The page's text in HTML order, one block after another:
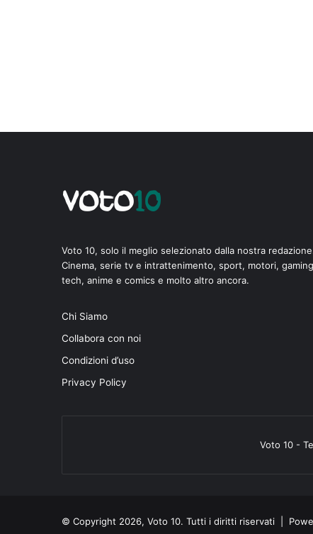
Voto 10, solo il meglio selezionato dalla nostra
Cinema, serie tv e intrattenimento, sport, motori,
tech, anime e comics e molto altro ancora.
Chi Siamo
Collabora con noi
Condizioni d’uso
Privacy Policy
Voto 10 -
© Copyright 2026, Voto 10. Tutti i diritti riservati |